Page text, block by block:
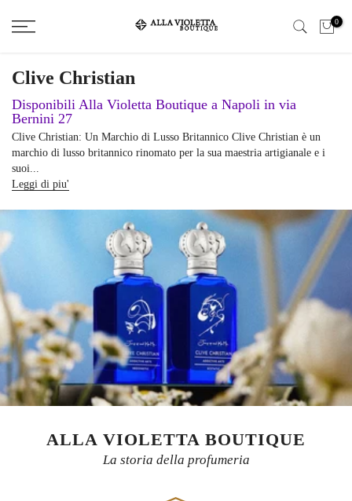
il
0
Clive Christian
Disponibili Alla Violetta Boutique a Napoli in via
Bernini 27
Clive Christian: Un Marchio di Lusso Britannico Clive Christian è un
marchio di lusso britannico rinomato per la sua maestria artigianale e i
suoi...
Leggi di piu'
ALLA VIOLETTA BOUTIQUE
La storia della profumeria